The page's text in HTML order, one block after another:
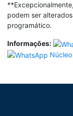
podem ser
programático.
Informações: